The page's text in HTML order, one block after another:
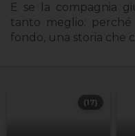
E se la compagnia
tanto meglio:
fondo, una storia che
(17)